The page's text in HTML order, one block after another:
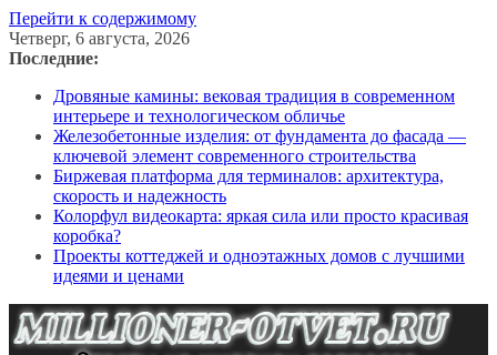
Перейти к содержимому
Четверг, 6 августа, 2026
Последние:
Дровяные камины: вековая традиция в современном
интерьере и технологическом обличье
Железобетонные изделия: от фундамента до фасада —
ключевой элемент современного строительства
Биржевая платформа для терминалов: архитектура,
скорость и надежность
Колорфул видеокарта: яркая сила или просто красивая
коробка?
Проекты коттеджей и одноэтажных домов с лучшими
идеями и ценами